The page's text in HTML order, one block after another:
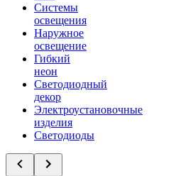
Системы
освещения
Наружное
освещение
Гибкий
неон
Светодиодный
декор
Электроустановочные
изделия
Светодиоды